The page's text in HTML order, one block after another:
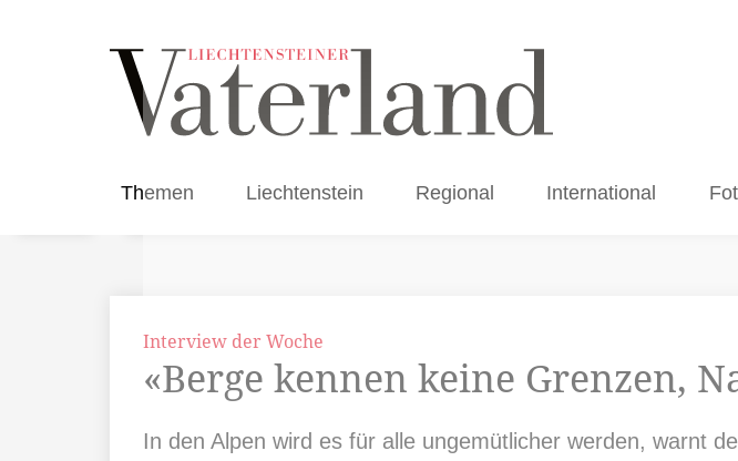
Themen Liechtenstein Regional International
Interview der Woche
«Berge kennen keine Grenzen,
In den Alpen wird es für alle ungemütlicher werden, warnt